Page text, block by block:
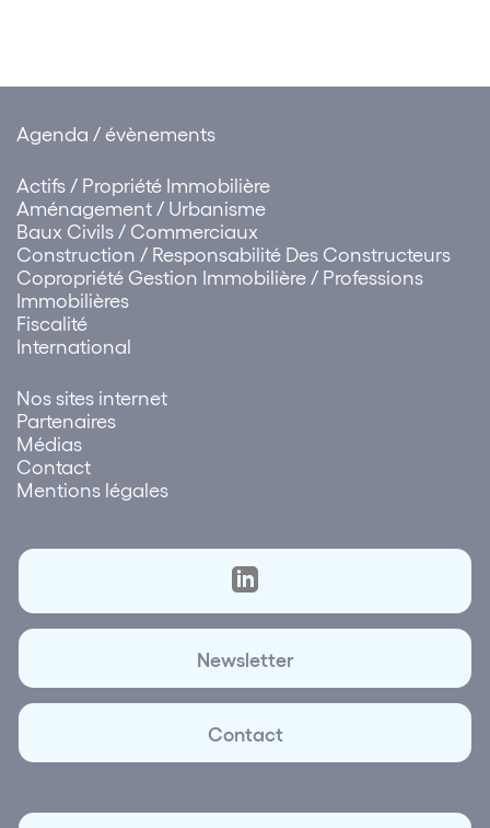
Agenda / évènements
Actifs / Propriété Immobilière
Aménagement / Urbanisme
Baux Civils / Commerciaux
Construction / Responsabilité Des Constructeurs
Copropriété Gestion Immobilière / Professions
Immobilières
Fiscalité
International
Nos sites internet
Partenaires
Médias
Contact
Mentions légales
Newsletter
Contact